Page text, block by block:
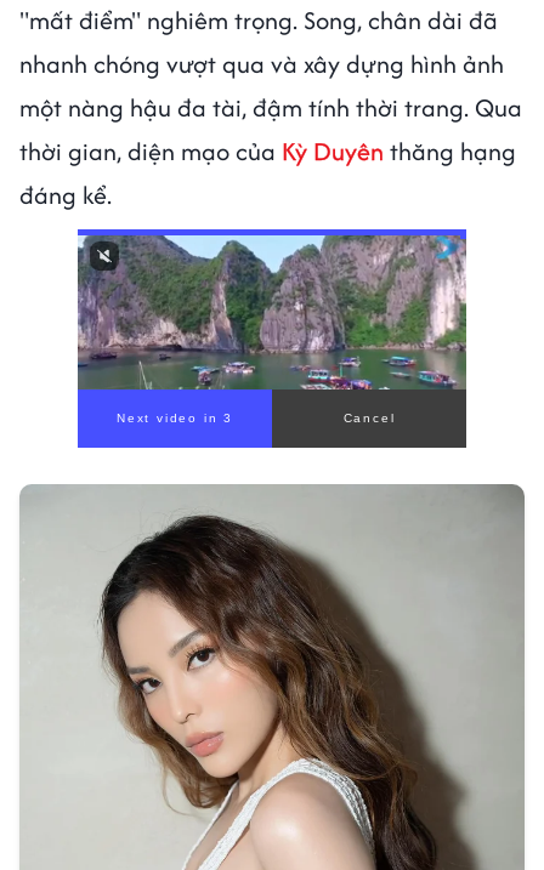
"mất điểm" nghiêm trọng. Song, chân dài đã
nhanh chóng vượt qua và xây dựng hình ảnh
một nàng hậu đa tài, đậm tính thời trang. Qua
thời gian, diện mạo của Kỳ Duyên thăng hạng
đáng kể.
00:00/ 00:59